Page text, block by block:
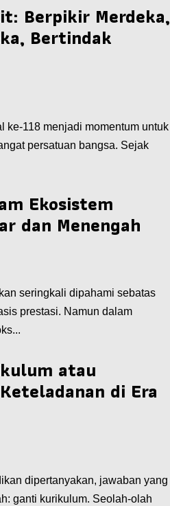
Berpikir Merdeka,
Bertindak
ke-118 menjadi momentum untuk
persatuan bangsa. Sejak
Ekosistem
dan Menengah
seringkali dipahami sebatas
prestasi. Namun dalam
atau
di Era
dipertanyakan, jawaban yang
ganti kurikulum. Seolah-olah